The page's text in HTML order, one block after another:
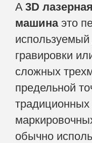
A 3D
машинаэто
гравировки
сложных
предельной
обычно